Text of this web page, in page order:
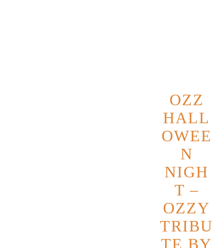
OZZ
HALL
OWEE
N
NIGH
T –
OZZY
TRIBU
TE BY